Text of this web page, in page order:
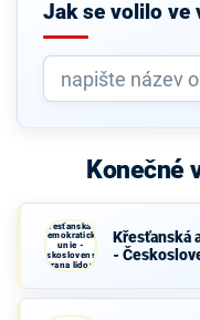
Jak se volilo ve
Konečné
Křesťanská a
demokratická
unie -
Československá
strana lidová
Křesťanská
-